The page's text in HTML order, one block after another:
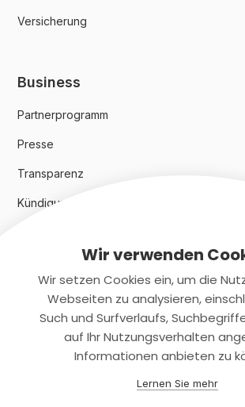
Versicherung
Business
Partnerprogramm
Presse
Transparenz
Kündigungsindex 2024
Rechtliches
Datenschutz
Wir verwenden
Wir setzen Cookies ein, um die
Webseiten zu analysieren,
Such und Surfverlaufs,
auf Ihr Nutzungsverhalten
Informationen anbieten zu
Lernen Sie mehr